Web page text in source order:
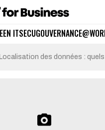
ITSECUGOUVERNANCE
Localisation des données :